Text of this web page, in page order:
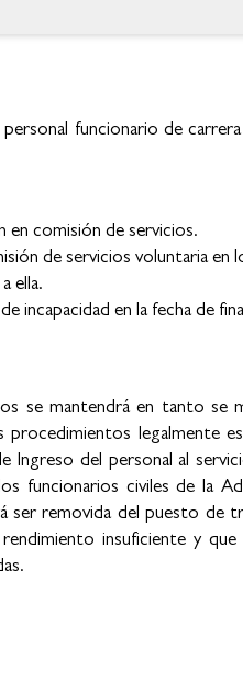
funcionario de
en comisión de servicios.
de servicios voluntaria
ella.
incapacidad en la fecha de
se mantendrá en tanto
legalmente
Ingreso del personal al
funcionarios civiles de la
ser removida del puesto de
insuficiente y